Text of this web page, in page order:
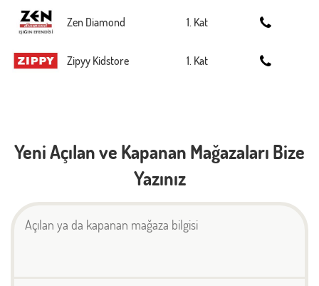
Zen Diamond 1. Kat
Zipyy Kidstore 1. Kat
Cafeler
LOGO MAĞAZA KAT TELEFON FOTO
Alaçatı Muhallebicisi Zemin